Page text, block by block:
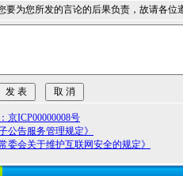
要为您所发的言论的后果负责，故请各位
京ICP00000008号
公告服务管理规定》
委会关于维护互联网安全的规定》